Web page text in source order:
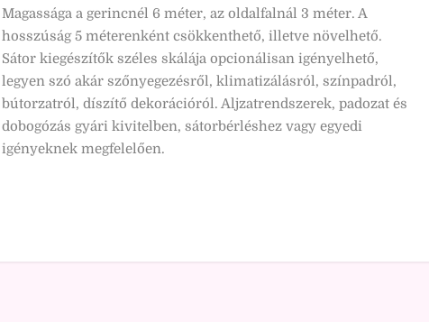
Magassága a gerincnél 6 méter, az oldalfalnál 3 méter. A
hosszúság 5 méterenként csökkenthető, illetve növelhető.
Sátor kiegészítők széles skálája opcionálisan igényelhető,
legyen szó akár szőnyegezésről, klimatizálásról, színpadról,
bútorzatról, díszítő dekorációról. Aljzatrendszerek, padozat és
dobogózás gyári kivitelben, sátorbérléshez vagy egyedi
igényeknek megfelelően.